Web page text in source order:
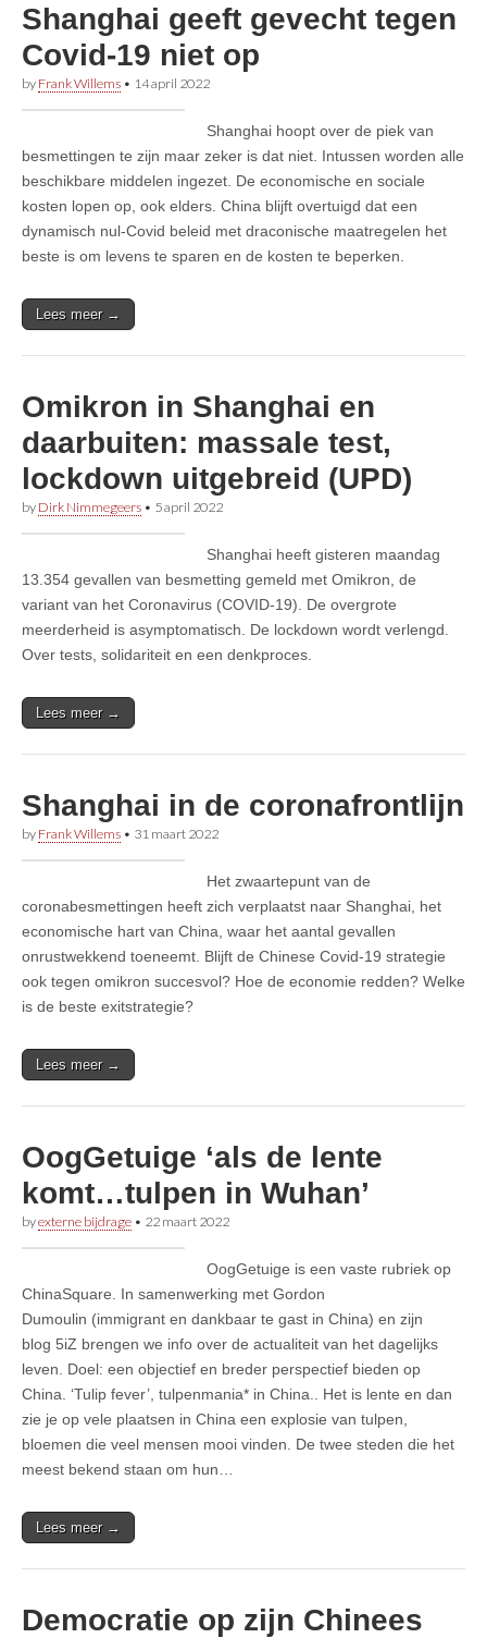
Shanghai geeft gevecht tegen
Covid-19 niet op
by Frank Willems • 14 april 2022
Shanghai hoopt over de piek van
besmettingen te zijn maar zeker is dat niet. Intussen worden alle
beschikbare middelen ingezet. De economische en sociale
kosten lopen op, ook elders. China blijft overtuigd dat een
dynamisch nul-Covid beleid met draconische maatregelen het
beste is om levens te sparen en de kosten te beperken.
Lees meer →
Omikron in Shanghai en
daarbuiten: massale test,
lockdown uitgebreid (UPD)
by Dirk Nimmegeers • 5 april 2022
Shanghai heeft gisteren maandag
13.354 gevallen van besmetting gemeld met Omikron, de
variant van het Coronavirus (COVID-19). De overgrote
meerderheid is asymptomatisch. De lockdown wordt verlengd.
Over tests, solidariteit en een denkproces.
Lees meer →
Shanghai in de coronafrontlijn
by Frank Willems • 31 maart 2022
Het zwaartepunt van de
coronabesmettingen heeft zich verplaatst naar Shanghai, het
economische hart van China, waar het aantal gevallen
onrustwekkend toeneemt. Blijft de Chinese Covid-19 strategie
ook tegen omikron succesvol? Hoe de economie redden? Welke
is de beste exitstrategie?
Lees meer →
OogGetuige ‘als de lente
komt…tulpen in Wuhan’
byexterne bijdrage • 22 maart 2022
OogGetuige is een vaste rubriek op
ChinaSquare. In samenwerking met Gordon
Dumoulin (immigrant en dankbaar te gast in China) en zijn
blog 5iZ brengen we info over de actualiteit van het dagelijks
leven. Doel: een objectief en breder perspectief bieden op
China. ‘Tulip fever’, tulpenmania* in China.. Het is lente en dan
zie je op vele plaatsen in China een explosie van tulpen,
bloemen die veel mensen mooi vinden. De twee steden die het
meest bekend staan om hun…
Lees meer →
Democratie op zijn Chinees